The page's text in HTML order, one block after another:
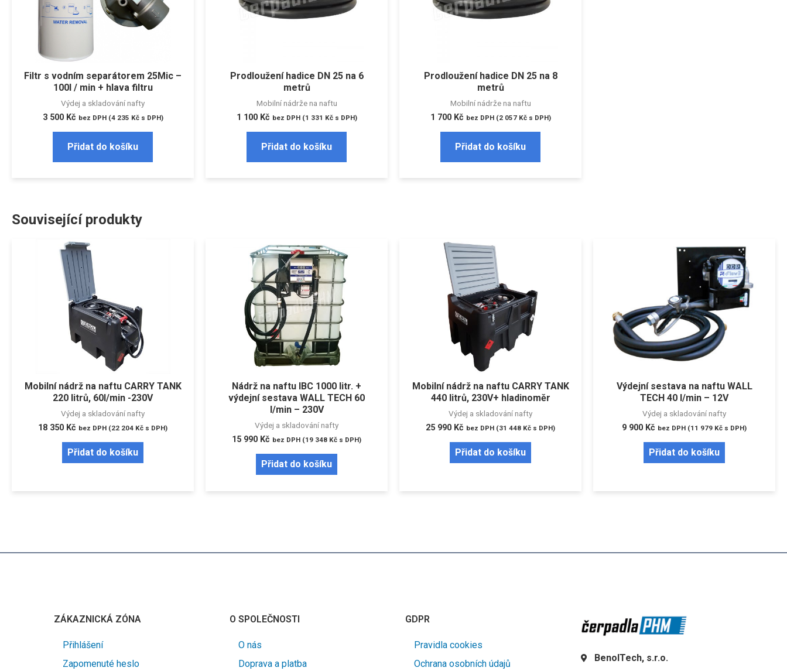
Filtr s vodním separátorem 25Mic –
100l / min + hlava filtru
Výdej a skladování nafty
3 500 Kč bez DPH (4 235 Kčs DPH)
Přidat do košíku
Prodloužení hadice DN 25 na 6
metrů
Mobilní nádrže na naftu
1 100 Kč bez DPH (1 331 Kčs DPH)
Přidat do košíku
Prodloužení hadice DN 25 na 8
metrů
Mobilní nádrže na naftu
1 700 Kč bez DPH (2 057 Kčs DPH)
Přidat do košíku
Související produkty
Mobilní nádrž na naftu CARRY TANK
220 litrů, 60l/min -230V
Výdej a skladování nafty
18 350 Kč bez DPH (22 204 Kč s DPH)
Přidat do košíku
Nádrž na naftu IBC 1000 litr. +
výdejní sestava WALL TECH 60
l/min – 230V
Výdej a skladování nafty
15 990 Kč bez DPH (19 348 Kč s DPH)
Přidat do košíku
Mobilní nádrž na naftu CARRY TANK
440 litrů, 230V+ hladinoměr
Výdej a skladování nafty
25 990 Kč bez DPH (31 448 Kč s DPH)
Přidat do košíku
Výdejní sestava na naftu WALL
TECH 40 l/min – 12V
Výdej a skladování nafty
9 900 Kč bez DPH (11 979 Kč s DPH)
Přidat do košíku
ZÁKAZNICKÁ ZÓNA
Přihlášení
Zapomenuté heslo
O SPOLEČNOSTI
O nás
Doprava a platba
GDPR
Pravidla cookies
Ochrana osobních údajů
BenolTech, s.r.o.